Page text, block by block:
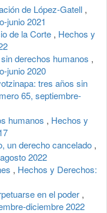
de López-Gatell ,
junio 2021
de la Corte , Hechos y
derechos humanos ,
junio 2020
tres años sin
65, septiembre-
humanos , Hechos y
un derecho cancelado ,
2022
, Hechos y Derechos:
en el poder ,
diciembre 2022